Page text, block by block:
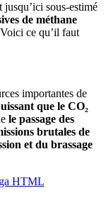
sous-estimé
de méthane
ce qu’il faut
importantes de
que le CO₂
le passage des
brutales de
et du brassage